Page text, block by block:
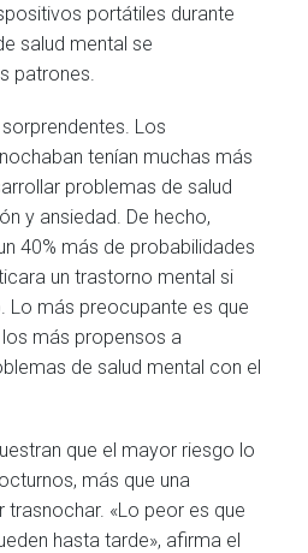
portátiles durante
salud mental se
patrones.
Los
tenían muchas más
problemas de salud
y ansiedad. De hecho,
40% más de probabilidades
un trastorno mental si
Lo más preocupante es que
más propensos a
de salud mental con el
que el mayor riesgo lo
más que una
trasnochar. «Lo peor es que
hasta tarde», afirma el